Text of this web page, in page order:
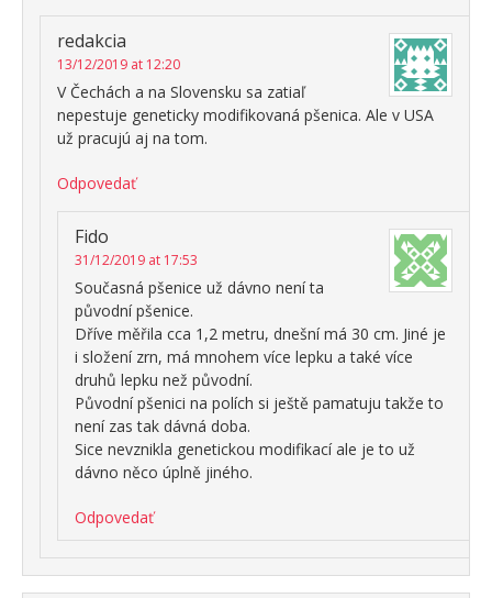
redakcia
13/12/2019 at 12:20
V Čechách a na Slovensku sa zatiaľ
nepestuje geneticky modifikovaná pšenica. Ale v USA
už pracujú aj na tom.
Odpovedať
Fido
31/12/2019 at 17:53
Současná pšenice už dávno není ta
původní pšenice.
Dříve měřila cca 1,2 metru, dnešní má 30 cm. Jiné je
i složení zrn, má mnohem více lepku a také více
druhů lepku než původní.
Původní pšenici na polích si ještě pamatuju takže to
není zas tak dávná doba.
Sice nevznikla genetickou modifikací ale je to už
dávno něco úplně jiného.
Odpovedať